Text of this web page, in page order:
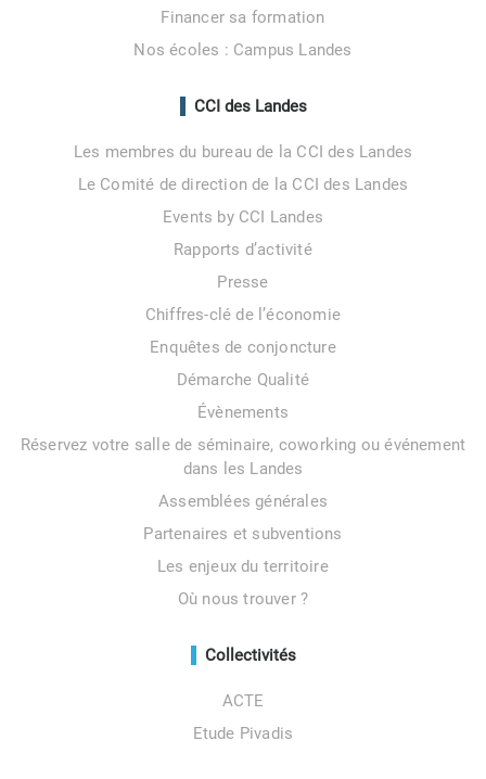
Financer sa formation
Nos écoles : Campus Landes
CCI des Landes
Les membres du bureau de la CCI des Landes
Le Comité de direction de la CCI des Landes
Events by CCI Landes
Rapports d’activité
Presse
Chiffres-clé de l’économie
Enquêtes de conjoncture
Démarche Qualité
Évènements
Réservez votre salle de séminaire, coworking ou événement
dans les Landes
Assemblées générales
Partenaires et subventions
Les enjeux du territoire
Où nous trouver ?
Collectivités
ACTE
Etude Pivadis